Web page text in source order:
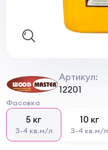
Артикул:
12201
Фасовка
5 кг
3-4 кв.м/л
10 кг
3-4 кв.м/л